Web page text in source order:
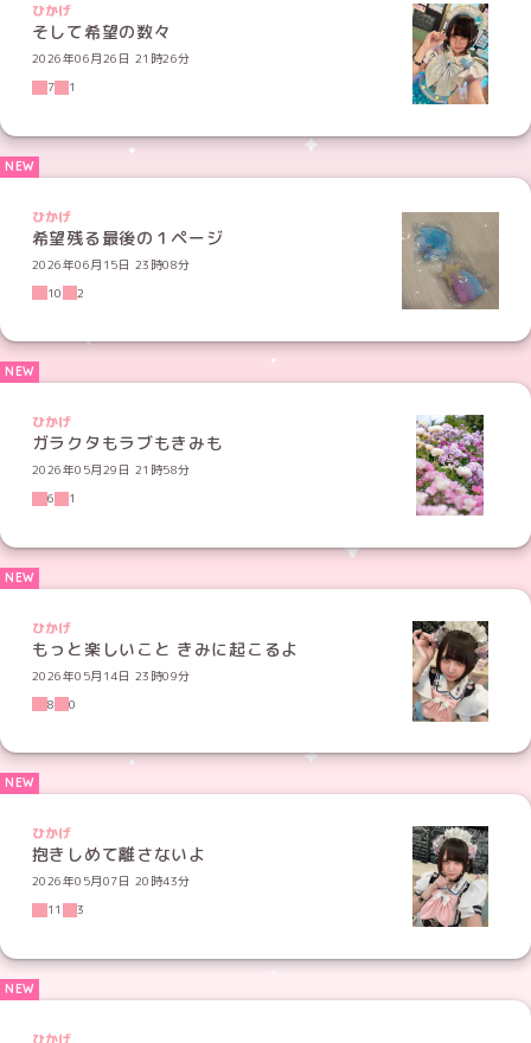
ひかげ
そして希望の数々
2026年06月26日 21時26分
7
1
ひかげ
希望残る最後の１ページ
2026年06月15日 23時08分
10
2
ひかげ
ガラクタもラブもきみも
2026年05月29日 21時58分
6
1
ひかげ
もっと楽しいこと きみに起こるよ
2026年05月14日 23時09分
8
0
ひかげ
抱きしめて離さないよ
2026年05月07日 20時43分
11
3
ひかげ